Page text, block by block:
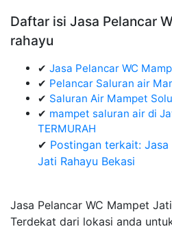
Daftar isi Jasa Pelancar
rahayu
✔ Jasa Pelancar WC
✔ Pelancar Saluran air
✔ Saluran Air Mampet
✔ mampet saluran air di
TERMURAH
✔ Postingan terkait:
Jati Rahayu Bekasi
Jasa Pelancar WC Mampet
Terdekat dari lokasi anda